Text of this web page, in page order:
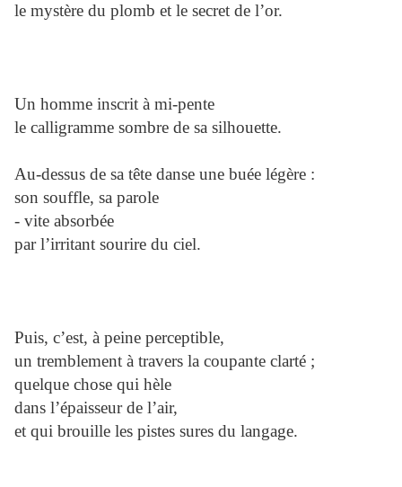
le mystère du plomb et le secret de l’or.
Un homme inscrit à mi-pente
le calligramme sombre de sa silhouette.
Au-dessus de sa tête danse une buée légère :
son souffle, sa parole
- vite absorbée
par l’irritant sourire du ciel.
Puis, c’est, à peine perceptible,
un tremblement à travers la coupante clarté ;
quelque chose qui hèle
dans l’épaisseur de l’air,
et qui brouille les pistes sures du langage.